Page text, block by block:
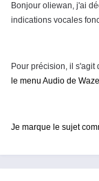
Bonjour oliewan, j'ai
indications vocales
Pour précision, il s'agit
le menu Audio de
Je marque le sujet